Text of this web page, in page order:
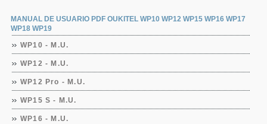
MANUAL DE USUARIO PDF OUKITEL WP10 WP12 WP15 WP16 WP17
WP18 WP19
WP10 - M.U.
WP12 - M.U.
WP12 Pro - M.U.
WP15 S - M.U.
WP16 - M.U.